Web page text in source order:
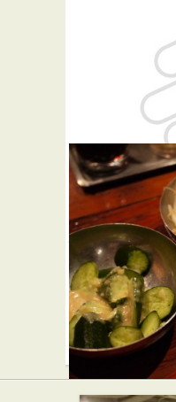
ビルズ 東
急プラザ
表参道原宿
★★☆
西洋料理
スイーツ